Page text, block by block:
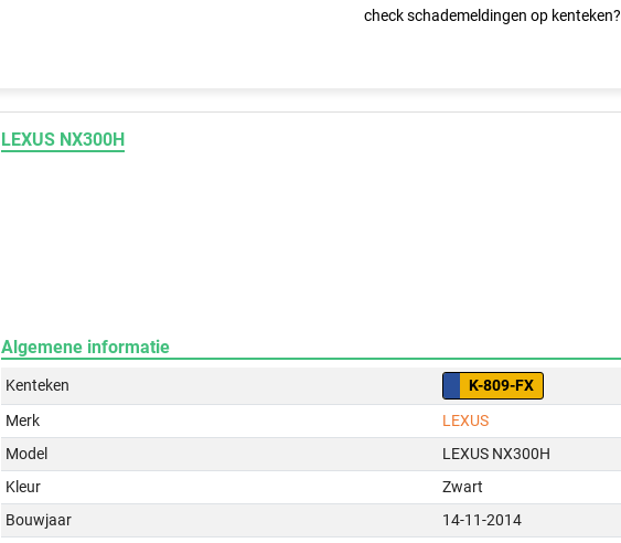
check schademeldingen op kenteken?
LEXUS NX300H
Algemene informatie
Kenteken
K-809-FX
Merk
LEXUS
Model
LEXUS NX300H
Kleur
Zwart
Bouwjaar
14-11-2014